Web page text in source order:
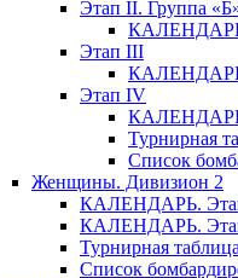
Этап II. Группа
Этап III
Этап IV
Турнирная
Список
Женщины. Дивизион 2
КАЛЕНДАРЬ.
КАЛЕНДАРЬ.
Турнирная таблица
Список